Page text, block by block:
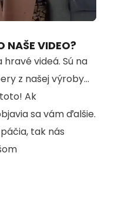
NAŠE VIDEO?
videá. Sú na
z našej výroby...
Ak
sa vám ďalšie.
tak nás